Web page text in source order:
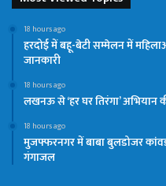
18 hours ago
हरदोई में बहू-बेटी सम्मेलन में
जानकारी
18 hours ago
लखनऊ से ‘हर घर तिरंगा’ अभियान
18 hours ago
मुजफ्फरनगर में बाबा बुलडोजर
गंगाजल